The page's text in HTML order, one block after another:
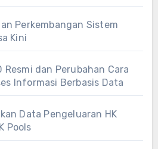
Perkembangan Sistem
Kini
Resmi dan Perubahan Cara
Informasi Berbasis Data
Data Pengeluaran HK
Pools